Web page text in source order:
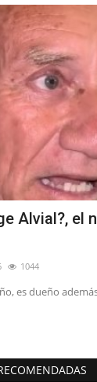
Alvial?, el
1044
es dueño